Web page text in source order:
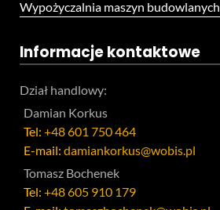
Wypożyczalnia maszyn budowlanych
Informacje kontaktowe
Dział handlowy:
Damian Korkus
Tel: +48 601 750 464
E-mail: damiankorkus@wobis.pl
Tomasz Bochenek
Tel: +48 605 910 179